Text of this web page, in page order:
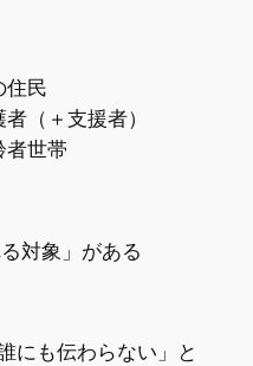
住民
（＋支援者）
者世帯
対象」がある
にも伝わらない」と